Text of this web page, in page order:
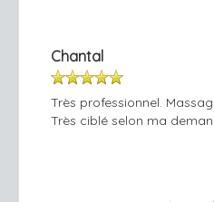
Chantal
Très professionnel.
Très ciblé selon ma